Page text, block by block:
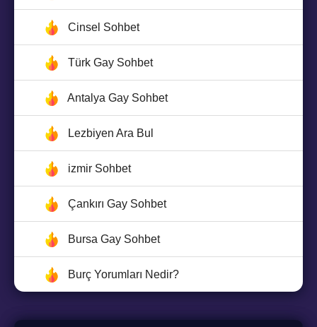
Cinsel Sohbet
Türk Gay Sohbet
Antalya Gay Sohbet
Lezbiyen Ara Bul
izmir Sohbet
Çankırı Gay Sohbet
Bursa Gay Sohbet
Burç Yorumları Nedir?